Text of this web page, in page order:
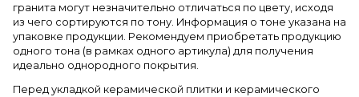
гранита могут незначительно отличаться по цвету, исходя
из чего сортируются по тону. Информация о тоне указана на
упаковке продукции. Рекомендуем приобретать продукцию
одного тона (в рамках одного артикула) для получения
идеально однородного покрытия.
Перед укладкой керамической плитки и керамического